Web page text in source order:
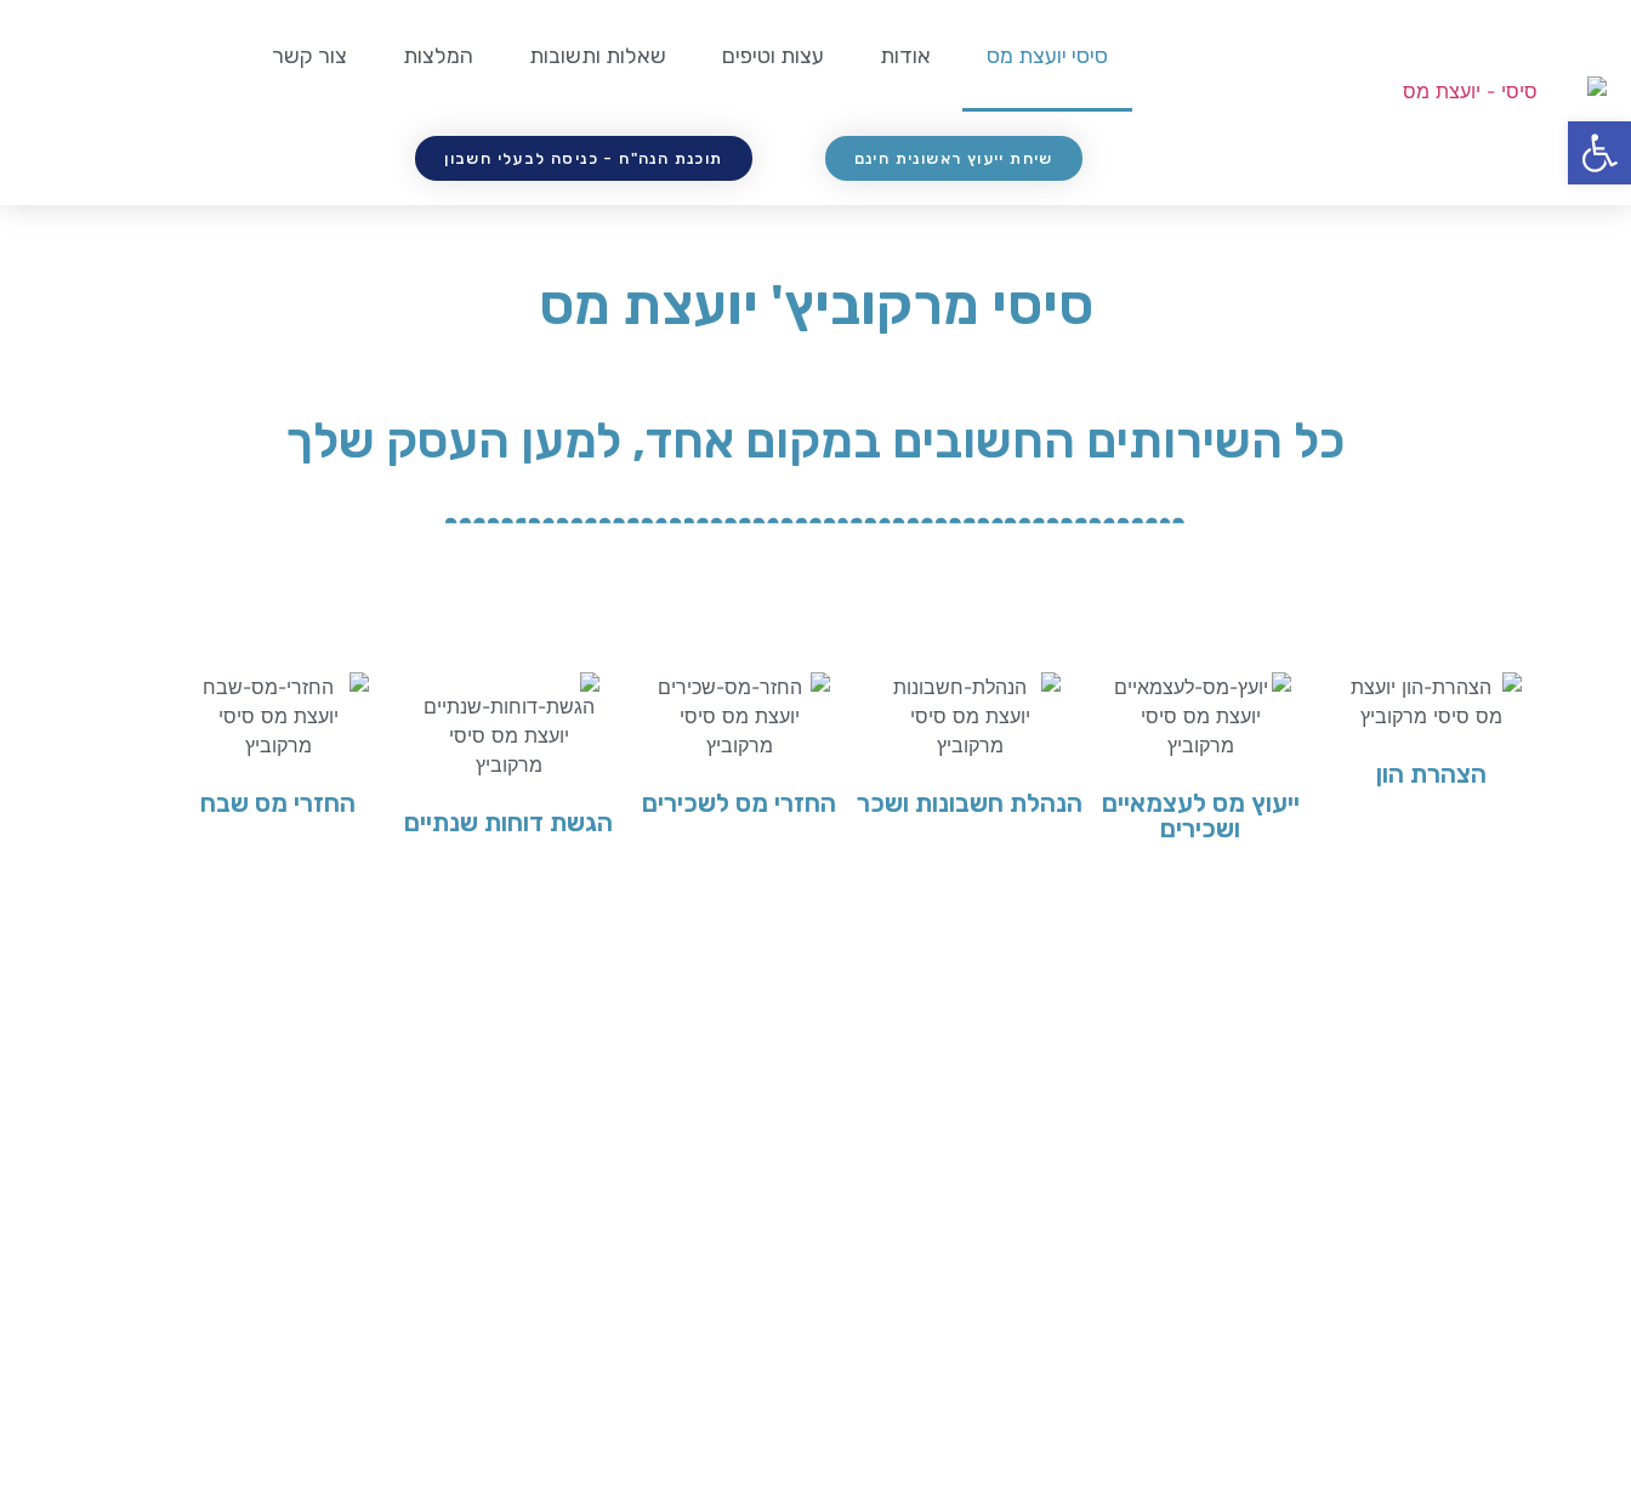
פתח סרגל נגישות
סיסי יועצת מס אודות עצות וטיפים שאלות ותשובות המלצות צור קשר
שיחת ייעוץ ראשונית חינם תוכנת הנה"ח - כניסה לבעלי חשבון
סיסי מרקוביץ' יועצת מס
כל השירותים החשובים במקום אחד, למען העסק שלך
הצהרת הון
ייעוץ מס לעצמאיים
ושכירים
הנהלת חשבונות ושכר החזרי מס לשכירים
הגשת דוחות שנתיים
החזרי מס שבח